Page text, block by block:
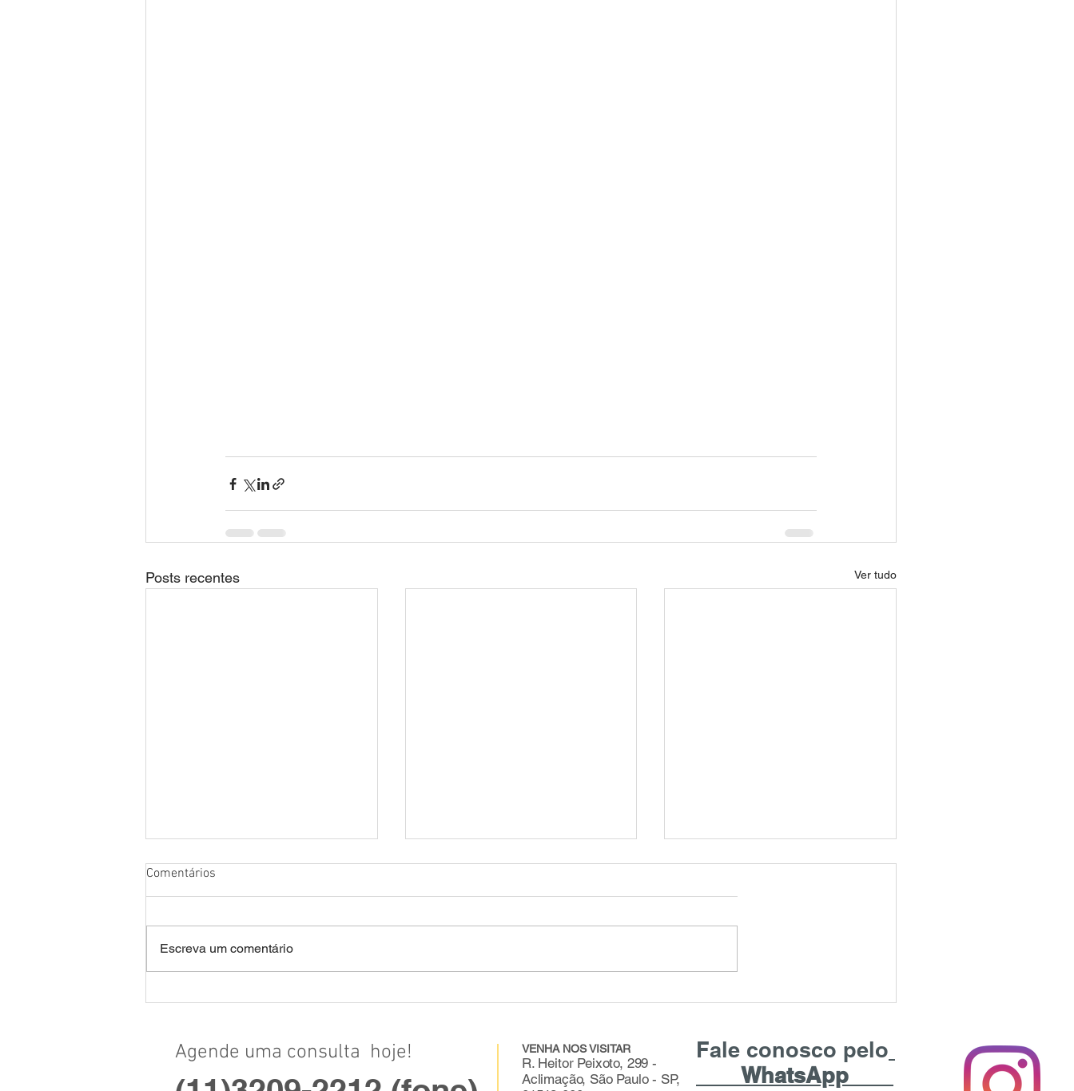
Posts recentes Ver tudo
Doenças Palpebrais
PRESBIOPIA
PRESBIOPIA ou , popularmente ,
da...
Comentários
Escreva um comentário
VENHA NOS VISITAR
R. Heitor Peixoto, 299 -
Aclimação, São Paulo - SP,
Agende uma consulta hoje!
Fale conosco pelo
WhatsApp